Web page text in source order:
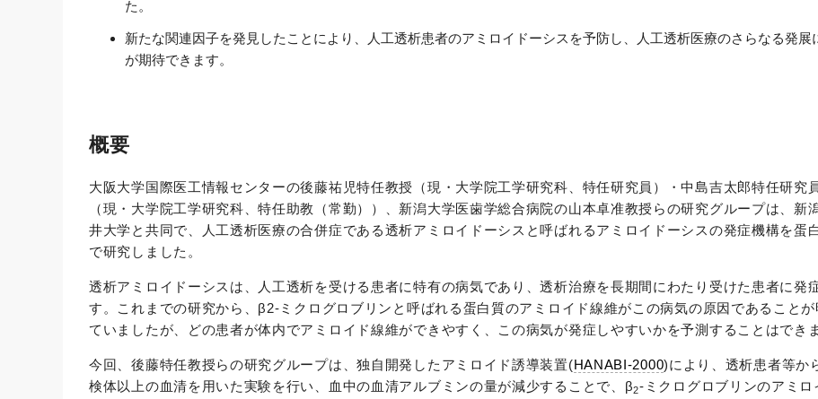
た。
新たな関連因子を発見したことにより、人工透析患者のアミロイドーシスを予防し、人工透析医療のさらなる発展
が期待できます。
概要
大阪大学国際医工情報センターの後藤祐児特任教授（現・大学院工学研究科、特任研究員）・中島吉太郎特任研究
（現・大学院工学研究科、特任助教（常勤））、新潟大学医歯学総合病院の山本卓准教授らの研究グループは、新
井大学と共同で、人工透析医療の合併症である透析アミロイドーシスと呼ばれるアミロイドーシスの発症機構を蛋
で研究しました。
透析アミロイドーシスは、人工透析を受ける患者に特有の病気であり、透析治療を長期間にわたり受けた患者に発
す。これまでの研究から、β2-ミクログロブリンと呼ばれる蛋白質のアミロイド線維がこの病気の原因であることが
ていましたが、どの患者が体内でアミロイド線維ができやすく、この病気が発症しやすいかを予測することはでき
今回、後藤特任教授らの研究グループは、独自開発したアミロイド誘導装置(HANABI-2000)により、透析患者等か
検体以上の血清を用いた実験を行い、血中の血清アルブミンの量が減少することで、β2-ミクログロブリンのアミロ